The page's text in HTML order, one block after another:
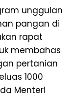
unggulan
pangan di
rapat
membahas
pertanian
1000
Menteri